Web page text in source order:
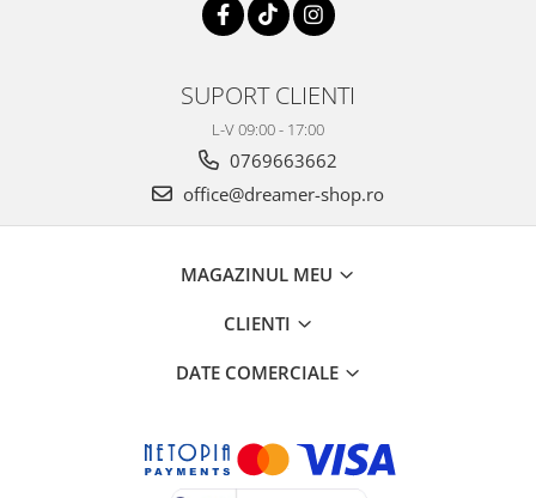
SUPORT CLIENTI
L-V 09:00 - 17:00
0769663662
office@dreamer-shop.ro
MAGAZINUL MEU
CLIENTI
DATE COMERCIALE